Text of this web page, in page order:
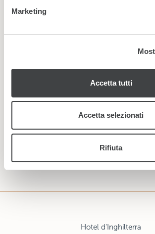
annunci, per fornire funzionalità dei
analizzare il nostro traffico.
nostri partner che si occupano di analisi
pubblicità e social media, i quali
con altre informazioni che ha fornito loro
Marketing
Accetta tutti
Accetta selezionati
Rifiuta
Nuovo
ISCRIVITI
Hotel d'Inghilterra